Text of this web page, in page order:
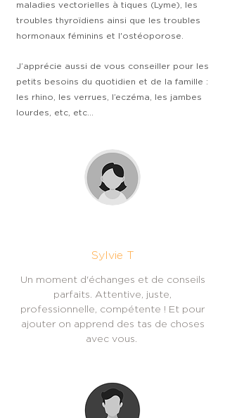
maladies vectorielles à tiques (Lyme), les
troubles thyroïdiens ainsi que les troubles
hormonaux féminins et l'ostéoporose.
J’apprécie aussi de vous conseiller pour les
petits besoins du quotidien et de la famille :
les rhino, les verrues, l’eczéma, les jambes
lourdes, etc, etc…
Sylvie T
Un moment d'échanges et de conseils
parfaits. Attentive, juste,
professionnelle, compétente ! Et pour
ajouter on apprend des tas de choses
avec vous.